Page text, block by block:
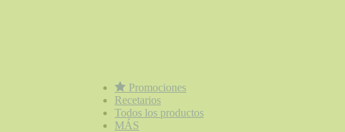
Promociones
Recetarios
Todos los productos
MÁS